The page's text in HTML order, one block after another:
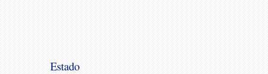
Estado